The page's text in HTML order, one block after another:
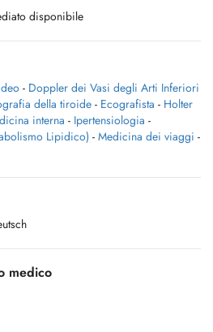
disponibile
- Doppler dei Vasi degli Arti Inferiori
della tiroide - Ecografista - Holter
interna - Ipertensiologia -
Lipidico) - Medicina dei viaggi -
medico